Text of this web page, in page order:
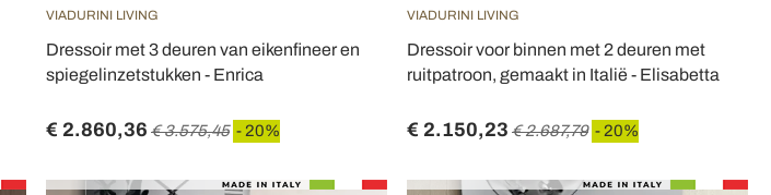
VIADURINI LIVING
Dressoir met 3 deuren van eikenfineer en
spiegelinzetstukken - Enrica
€ 2.860,36 € 3.575,45 - 20%
VIADURINI LIVING
Dressoir voor binnen met 2 deuren met
ruitpatroon, gemaakt in Italië - Elisabetta
€ 2.150,23 € 2.687,79 - 20%